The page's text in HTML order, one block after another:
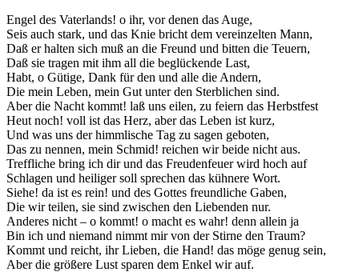
Engel des Vaterlands! o ihr, vor denen das Auge,
Seis auch stark, und das Knie bricht dem vereinzelten Mann,
Daß er halten sich muß an die Freund und bitten die Teuern,
Daß sie tragen mit ihm all die beglückende Last,
Habt, o Gütige, Dank für den und alle die Andern,
Die mein Leben, mein Gut unter den Sterblichen sind.
Aber die Nacht kommt! laß uns eilen, zu feiern das Herbstfest
Heut noch! voll ist das Herz, aber das Leben ist kurz,
Und was uns der himmlische Tag zu sagen geboten,
Das zu nennen, mein Schmid! reichen wir beide nicht aus.
Treffliche bring ich dir und das Freudenfeuer wird hoch auf
Schlagen und heiliger soll sprechen das kühnere Wort.
Siehe! da ist es rein! und des Gottes freundliche Gaben,
Die wir teilen, sie sind zwischen den Liebenden nur.
Anderes nicht – o kommt! o macht es wahr! denn allein ja
Bin ich und niemand nimmt mir von der Stirne den Traum?
Kommt und reicht, ihr Lieben, die Hand! das möge genug sein,
Aber die größere Lust sparen dem Enkel wir auf.